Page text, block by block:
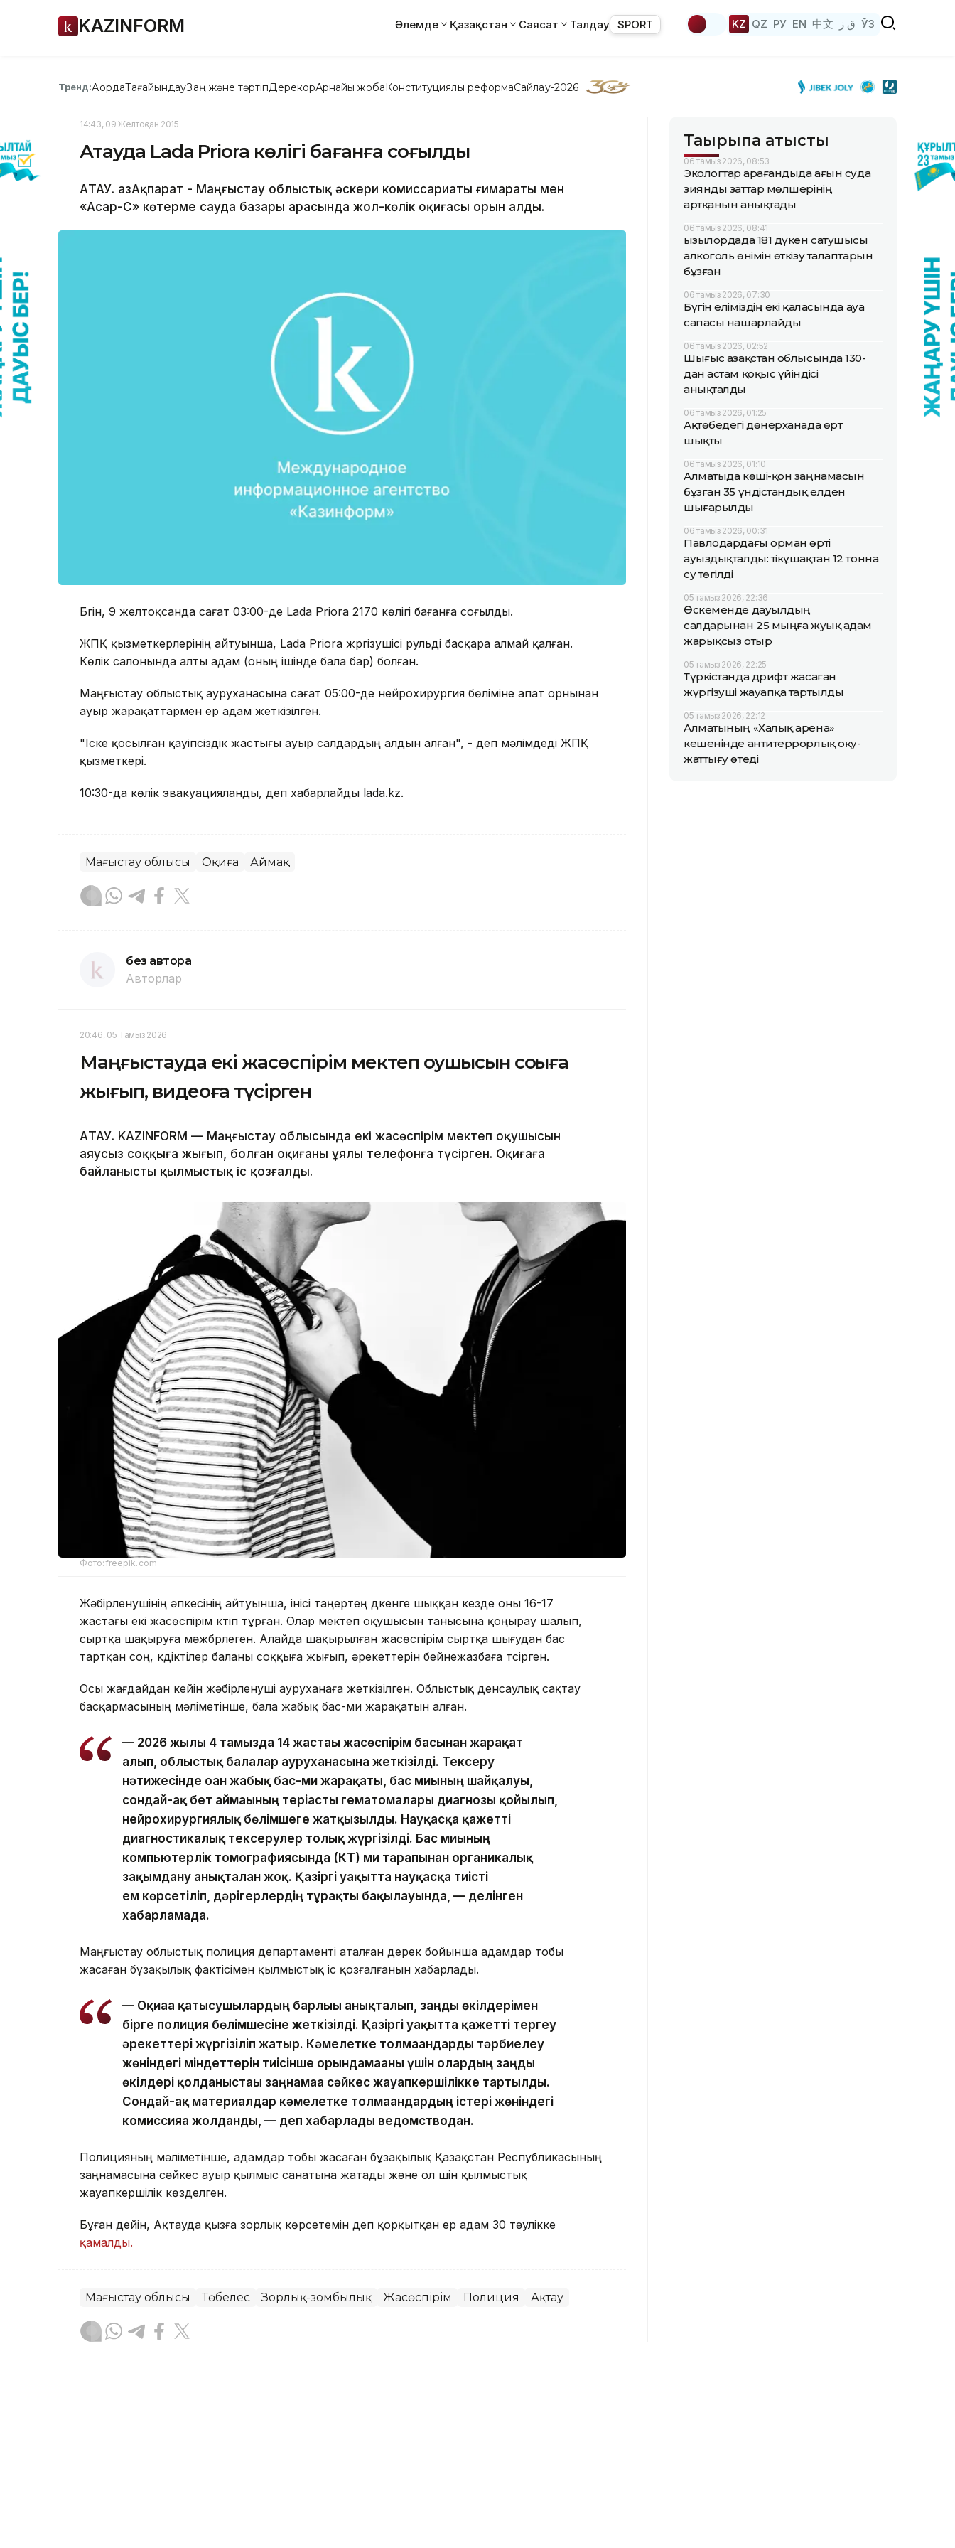
KAZINFORM Әлемде Қазақстан Саясат Талдау SPORT KZ QZ РУ EN 中文 ق ز ЎЗ
Тренд:АқордаТағайындауЗаң және тәртіпДерекқорАрнайы жобаКонституциялық реформаСайлау-2026
14:43, 09 Желтоқсан 2015
Ақтауда Lada Priora көлігі бағанға соғылды
АҚТАУ. ҚазАқпарат - Маңғыстау облыстық әскери комиссариаты ғимараты мен
«Асар-С» көтерме сауда базары арасында жол-көлік оқиғасы орын алды.
Бүгін, 9 желтоқсанда сағат 03:00-де Lada Priora 2170 көлігі бағанға соғылды.
ЖПҚ қызметкерлерінің айтуынша, Lada Priora жүргізушісі рульді басқара алмай қалған.
Көлік салонында алты адам (оның ішінде бала бар) болған.
Маңғыстау облыстық ауруханасына сағат 05:00-де нейрохирургия бөліміне апат орнынан
ауыр жарақаттармен ер адам жеткізілген.
"Іске қосылған қауіпсіздік жастығы ауыр салдардың алдын алған", - деп мәлімдеді ЖПҚ
қызметкері.
10:30-да көлік эвакуацияланды, деп хабарлайды lada.kz.
Маңғыстау облысы Оқиға Аймақ
без автора
Авторлар
20:46, 05 Тамыз 2026
Маңғыстауда екі жасөспірім мектеп оқушысын соққыға
жығып, видеоға түсірген
АҚТАУ. KAZINFORM — Маңғыстау облысында екі жасөспірім мектеп оқушысын
аяусыз соққыға жығып, болған оқиғаны ұялы телефонға түсірген. Оқиғаға
байланысты қылмыстық іс қозғалды.
Фото:freepik.com
Жәбірленушінің әпкесінің айтуынша, інісі таңертең дүкенге шыққан кезде оны 16-17
жастағы екі жасөспірім күтіп тұрған. Олар мектеп оқушысын танысына қоңырау шалып,
сыртқа шақыруға мәжбүрлеген. Алайда шақырылған жасөспірім сыртқа шығудан бас
тартқан соң, күдіктілер баланы соққыға жығып, әрекеттерін бейнежазбаға түсірген.
Осы жағдайдан кейін жәбірленуші ауруханаға жеткізілген. Облыстық денсаулық сақтау
басқармасының мәліметінше, бала жабық бас-ми жарақатын алған.
— 2026 жылғы 4 тамызда 14 жастағы жасөспірім басынан жарақат
алып, облыстық балалар ауруханасына жеткізілді. Тексеру
нәтижесінде оған жабық бас-ми жарақаты, бас миының шайқалуы,
сондай-ақ бет аймағының теріасты гематомалары диагнозы қойылып,
нейрохирургиялық бөлімшеге жатқызылды. Науқасқа қажетті
диагностикалық тексерулер толық жүргізілді. Бас миының
компьютерлік томографиясында (КТ) ми тарапынан органикалық
зақымдану анықталған жоқ. Қазіргі уақытта науқасқа тиісті
ем көрсетіліп, дәрігерлердің тұрақты бақылауында, — делінген
хабарламада.
Маңғыстау облыстық полиция департаменті аталған дерек бойынша адамдар тобы
жасаған бұзақылық фактісімен қылмыстық іс қозғалғанын хабарлады.
— Оқиғаға қатысушылардың барлығы анықталып, заңды өкілдерімен
бірге полиция бөлімшесіне жеткізілді. Қазіргі уақытта қажетті тергеу
әрекеттері жүргізіліп жатыр. Кәмелетке толмағандарды тәрбиелеу
жөніндегі міндеттерін тиісінше орындамағаны үшін олардың заңды
өкілдері қолданыстағы заңнамаға сәйкес жауапкершілікке тартылды.
Сондай-ақ материалдар кәмелетке толмағандардың істері жөніндегі
комиссияға жолданды, — деп хабарлады ведомстводан.
Полицияның мәліметінше, адамдар тобы жасаған бұзақылық Қазақстан Республикасының
заңнамасына сәйкес ауыр қылмыс санатына жатады және ол үшін қылмыстық
жауапкершілік көзделген.
Бұған дейін, Ақтауда қызға зорлық көрсетемін деп қорқытқан ер адам 30 тәулікке
қамалды.
Маңғыстау облысы Төбелес Зорлық-зомбылық Жасөспірім Полиция Ақтау
Тақырыпқа қатысты
06 тамыз 2026, 08:53
Экологтар Қарағандыда ағын суда
зиянды заттар мөлшерінің
артқанын анықтады
06 тамыз 2026, 08:41
Қызылордада 181 дүкен сатушысы
алкоголь өнімін өткізу талаптарын
бұзған
06 тамыз 2026, 07:30
Бүгін еліміздің екі қаласында ауа
сапасы нашарлайды
06 тамыз 2026, 02:52
Шығыс Қазақстан облысында 130-
дан астам қоқыс үйіндісі
анықталды
06 тамыз 2026, 01:25
Ақтөбедегі дөнерханада өрт
шықты
06 тамыз 2026, 01:10
Алматыда көші-қон заңнамасын
бұзған 35 үндістандық елден
шығарылды
06 тамыз 2026, 00:31
Павлодардағы орман өрті
ауыздықталды: тікұшақтан 12 тонна
су төгілді
05 тамыз 2026, 22:36
Өскеменде дауылдың
салдарынан 25 мыңға жуық адам
жарықсыз отыр
05 тамыз 2026, 22:25
Түркістанда дрифт жасаған
жүргізуші жауапқа тартылды
05 тамыз 2026, 22:12
Алматының «Халық арена»
кешенінде антитеррорлық оқу-
жаттығу өтеді